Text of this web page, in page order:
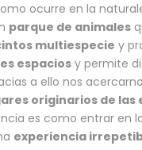
ocurre en la
parque de animales
multiespecie y
espacios y permite
a ello nos
originarios de las
es como entrar
experiencia